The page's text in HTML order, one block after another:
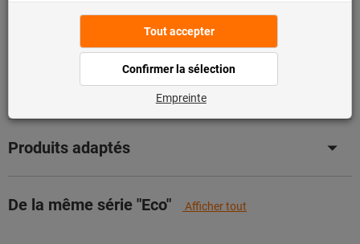
Téléchargements et documents
Comparer avec des produits similaires
Produits adaptés
De la même série "Eco" Afficher tout